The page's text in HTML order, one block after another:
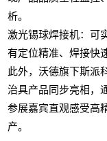
析。
激光锡球焊接机：可
有定位精准、焊接快
此外，沃德旗下斯派
治具产品同步亮相，
参展嘉宾直观感受高
产。